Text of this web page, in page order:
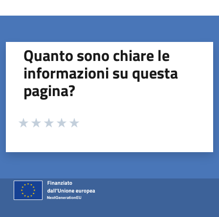
Quanto sono chiare le
informazioni su questa
pagina?
Valuta da 1 a 5 stelle la pagina